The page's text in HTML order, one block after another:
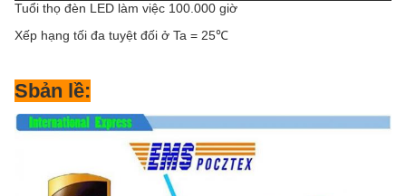
Tuổi thọ đèn LED làm việc 100.000 giờ
Xếp hạng tối đa tuyệt đối ở Ta = 25℃
Sbản lề: